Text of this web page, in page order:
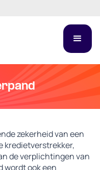
zekerheid van een
kredietverstrekker,
de verplichtingen van
wordt ook een